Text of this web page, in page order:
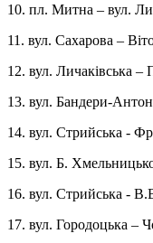
10. пл. Митна – вул.
11. вул. Сахарова –
12. вул. Личаківська –
13. вул. Бандери-
14. вул. Стрийська -
15. вул. Б.
16. вул. Стрийська -
17. вул. Городоцька –